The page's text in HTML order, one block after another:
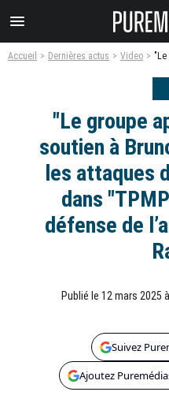
menu
Accueil Dernières actus Video "Le groupe
"Le groupe
soutien à
les attaques
dans
défense de
Publié le 12 mars 2025
Suivez
Ajoutez